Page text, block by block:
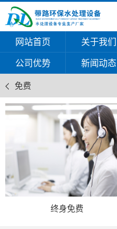
网站首页
关于我们
公司优势 新闻动态
免费
终身免费